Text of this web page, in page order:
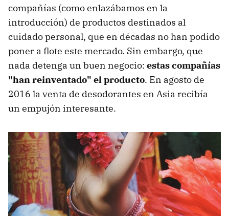
compañías (como enlazábamos en la
introducción) de productos destinados al
cuidado personal, que en décadas no han podido
poner a flote este mercado. Sin embargo, que
nada detenga un buen negocio: estas compañías
"han reinventado" el producto. En agosto de
2016 la venta de desodorantes en Asia recibía
un empujón interesante.